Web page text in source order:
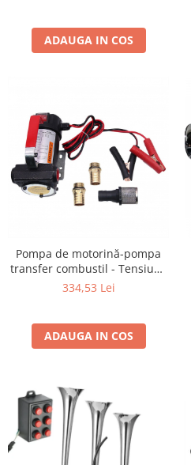
ADAUGA IN COS
Pompa de motorină-pompa
transfer combustil - Tensiune
220 Volti
334,53 Lei
ADAUGA IN COS